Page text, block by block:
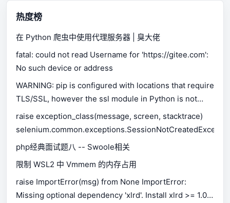
热度榜
在 Python 爬虫中使用代理服务器 | 臭大佬
fatal: could not read Username for 'https://gitee.com':
No such device or address
WARNING: pip is configured with locations that require
TLS/SSL, however the ssl module in Python is not
available.
raise exception_class(message, screen, stacktrace)
php经典面试题八 -- Swoole相关
限制 WSL2 中 Vmmem 的内存占用
raise ImportError(msg) from None ImportError:
Missing optional dependency 'xlrd'. Install xlrd >= 1.0.0